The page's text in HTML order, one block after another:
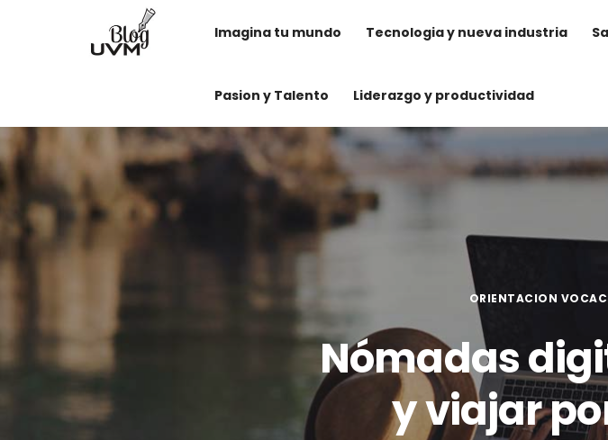
Imagina tu mundo Tecnologia y nueva industria
Pasion y Talento Liderazgo y productividad
ORIENTACION
Nómadas
y viajar